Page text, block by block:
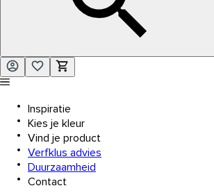
Inspiratie
Kies je kleur
Vind je product
Verfklus advies
Duurzaamheid
Contact